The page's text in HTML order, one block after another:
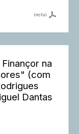
inclui
na
(com
Dantas